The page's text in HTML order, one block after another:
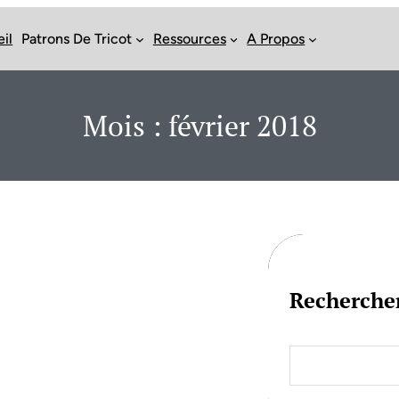
Patrons De Tricot Ressources A Propos
Mois : février 2018
a